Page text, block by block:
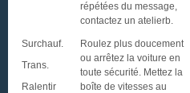
répétées du message,
contactez un atelierb.
Surchauf.
Trans.
Ralentir
Roulez plus doucement
ou arrêtez la voiture en
toute sécurité. Mettez la
boîte de vitesses au